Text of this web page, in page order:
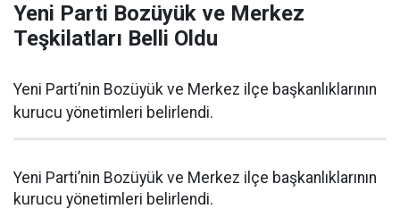
Yeni Parti Bozüyük ve Merkez
Teşkilatları Belli Oldu
Yeni Parti’nin Bozüyük ve Merkez ilçe başkanlıklarının
kurucu yönetimleri belirlendi.
Yeni Parti’nin Bozüyük ve Merkez ilçe başkanlıklarının
kurucu yönetimleri belirlendi.